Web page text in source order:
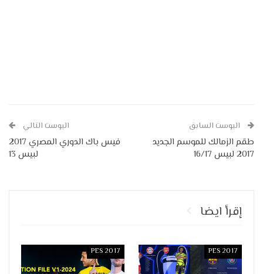
البوست السابق
طقم الزمالك للموسم الجديد
2017 لبيس 16/17
البوست التالي
فيس باك الدوري المصري 2017
لبيس 13
إقرأ ايضا
PES 2017
PES 2017